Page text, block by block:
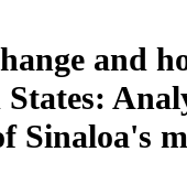
and
Sinaloa's